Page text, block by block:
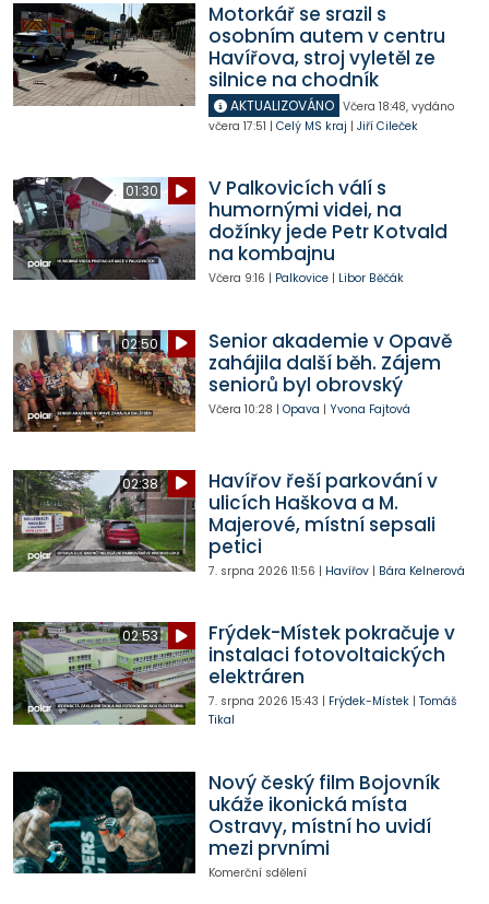
Motorkář se srazil s
osobním autem v centru
Havířova, stroj vyletěl ze
silnice na chodník
AKTUALIZOVÁNO Včera 18:48, vydáno
včera 17:51 | Celý MS kraj | Jiří Cileček
01:30
V Palkovicích válí s
humornými videi, na
dožínky jede Petr Kotvald
na kombajnu
Včera 9:16 | Palkovice| Libor Běčák
02:50
Senior akademie v Opavě
zahájila další běh. Zájem
seniorů byl obrovský
Včera 10:28 | Opava | Yvona Fajtová
02:38
Havířov řeší parkování v
ulicích Haškova a M.
Majerové, místní sepsali
petici
7. srpna 2026 11:56 | Havířov| Bára Kelnerová
02:53
Frýdek-Místek pokračuje v
instalaci fotovoltaických
elektráren
7. srpna 2026 15:43 | Frýdek-Místek| Tomáš
Tikal
Nový český film Bojovník
ukáže ikonická místa
Ostravy, místní ho uvidí
mezi prvními
Komerční sdělení